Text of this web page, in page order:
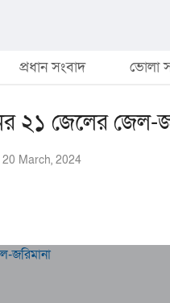
প্রধান সংবাদ ভোলা
২১ জেলের জেল-
20 March, 2024